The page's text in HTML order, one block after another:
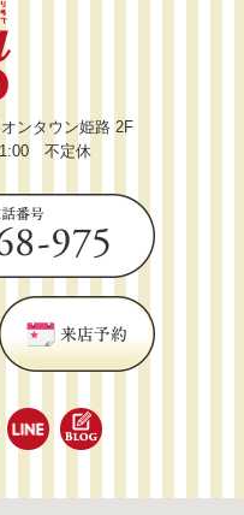
ンタウン姫路 2F
不定休